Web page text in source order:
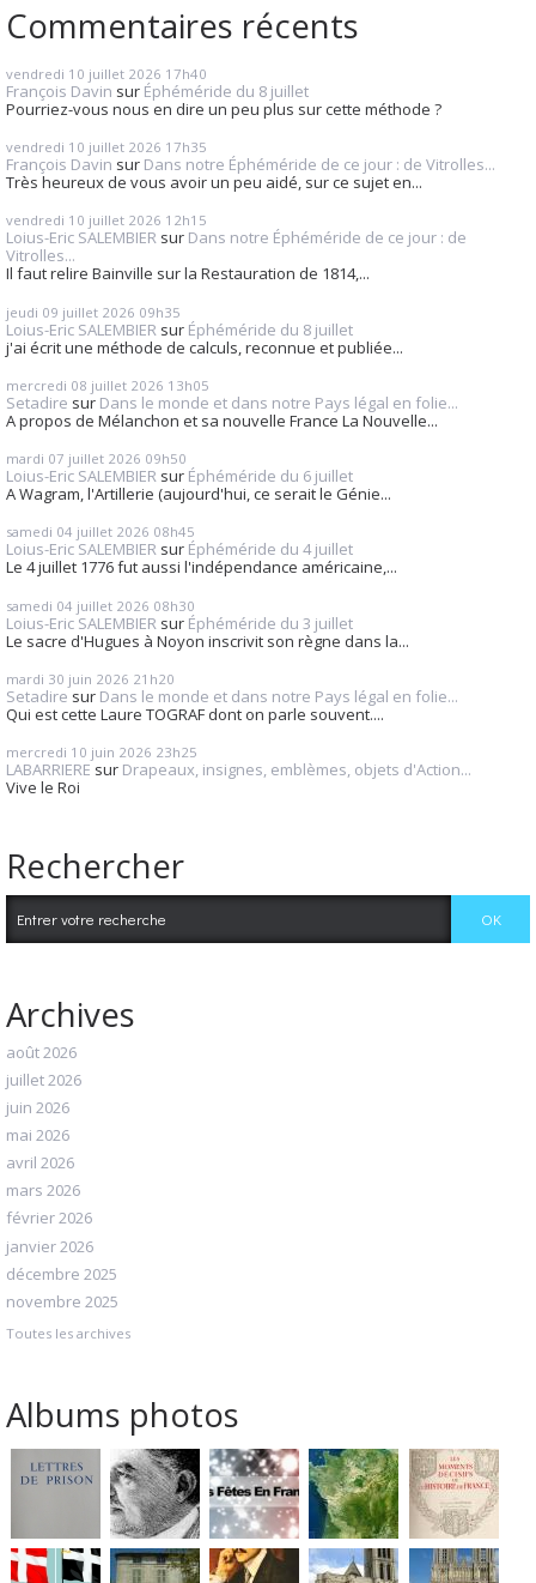
Commentaires récents
vendredi 10 juillet 2026 17h40
François Davin sur Éphéméride du 8 juillet
Pourriez-vous nous en dire un peu plus sur cette méthode ?
vendredi 10 juillet 2026 17h35
François Davin sur Dans notre Éphéméride de ce jour : de Vitrolles...
Très heureux de vous avoir un peu aidé, sur ce sujet en...
vendredi 10 juillet 2026 12h15
Loius-Eric SALEMBIER sur Dans notre Éphéméride de ce jour : de
Vitrolles...
Il faut relire Bainville sur la Restauration de 1814,...
jeudi 09 juillet 2026 09h35
Loius-Eric SALEMBIER sur Éphéméride du 8 juillet
j'ai écrit une méthode de calculs, reconnue et publiée...
mercredi 08 juillet 2026 13h05
Setadire sur Dans le monde et dans notre Pays légal en folie...
A propos de Mélanchon et sa nouvelle France La Nouvelle...
mardi 07 juillet 2026 09h50
Loius-Eric SALEMBIER sur Éphéméride du 6 juillet
A Wagram, l'Artillerie (aujourd'hui, ce serait le Génie...
samedi 04 juillet 2026 08h45
Loius-Eric SALEMBIER sur Éphéméride du 4 juillet
Le 4 juillet 1776 fut aussi l'indépendance américaine,...
samedi 04 juillet 2026 08h30
Loius-Eric SALEMBIER sur Éphéméride du 3 juillet
Le sacre d'Hugues à Noyon inscrivit son règne dans la...
mardi 30 juin 2026 21h20
Setadire sur Dans le monde et dans notre Pays légal en folie...
Qui est cette Laure TOGRAF dont on parle souvent....
mercredi 10 juin 2026 23h25
LABARRIERE sur Drapeaux, insignes, emblèmes, objets d'Action...
Vive le Roi
Rechercher
Archives
août 2026
juillet 2026
juin 2026
mai 2026
avril 2026
mars 2026
février 2026
janvier 2026
décembre 2025
novembre 2025
Toutes les archives
Albums photos